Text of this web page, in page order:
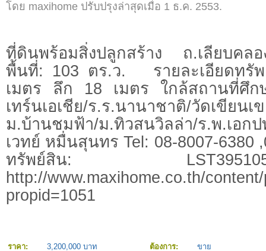
โดย maxihome ปรับปรุงล่าสุดเมื่อ 1 ธ.ค. 2553.
ที่ดินพร้อมสิ่งปลูกสร้าง ถ.เลียบค
พื้นที่: 103 ตร.ว. รายละเอียดทรั
เมตร ลึก 18 เมตร ใกล้สถานที่ศึก
เทร์นเอเชีย/ร.ร.นานาชาติ/วัดเขียน
ม.บ้านชมฟ้า/ม.ทิวสนวิลล่า/ร.พ.
เวทย์ หมื่นสุนทร Tel: 08-8007-6380
ทรัพย์สิน:
http://www.maxihome.co.th/
propid=1051
ราคา: 3,200,000 บาท ต้องการ:
ขาย